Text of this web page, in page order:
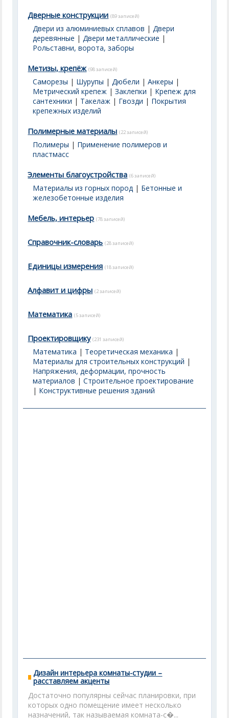
Дверные конструкции (89 записей)
Двери из алюминиевых сплавов |Двери
деревянные |Двери металлические |
Рольставни, ворота, заборы
Метизы, крепёж (98 записей)
Саморезы | Шурупы |Дюбели |Анкеры |
Метрический крепеж |Заклепки | Крепеж для
сантехники | Такелаж | Гвозди | Покрытия
крепежных изделий
Полимерные материалы (22 записей)
Полимеры | Применение полимеров и
пластмасс
Элементы благоустройства (6 записей)
Материалы из горных пород | Бетонные и
железобетонные изделия
Мебель, интерьер (78 записей)
Справочник-словарь (28 записей)
Единицы измерения (18 записей)
Алфавит и цифры (2 записей)
Математика (5 записей)
Проектировщику (231 записей)
Математика | Теоретическая механика |
Материалы для строительных конструкций |
Напряжения, деформации, прочность
материалов |Строительное проектирование
| Конструктивные решения зданий
Дизайн интерьера комнаты-студии –
расставляем акценты
Достаточно популярны сейчас планировки, при
которых одно помещение имеет несколько
назначений, так называемая комната-с�...